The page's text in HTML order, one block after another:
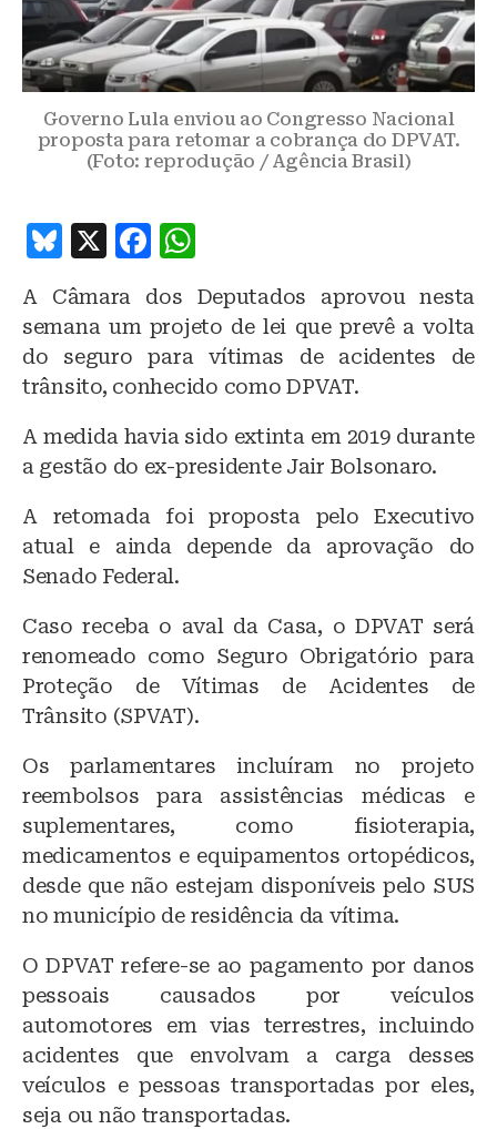
Governo Lula enviou ao Congresso Nacional
proposta para retomar a cobrança do DPVAT.
(Foto: reprodução / Agência Brasil)
B
lu
e
s
k
y
X
F
c
e
b
o
o
at
s
A
p
p
A Câmara dos Deputados aprovou nesta
semana um projeto de lei que prevê a volta
do seguro para vítimas de acidentes de
trânsito, conhecido como DPVAT.
A medida havia sido extinta em 2019 durante
a gestão do ex-presidente Jair Bolsonaro.
A retomada foi proposta pelo Executivo
atual e ainda depende da aprovação do
Senado Federal.
Caso receba o aval da Casa, o DPVAT será
renomeado como Seguro Obrigatório para
Proteção de Vítimas de Acidentes de
Trânsito (SPVAT).
Os parlamentares incluíram no projeto
reembolsos para assistências médicas e
suplementares, como fisioterapia,
medicamentos e equipamentos ortopédicos,
desde que não estejam disponíveis pelo SUS
no município de residência da vítima.
O DPVAT refere-se ao pagamento por danos
pessoais causados por veículos
automotores em vias terrestres, incluindo
acidentes que envolvam a carga desses
veículos e pessoas transportadas por eles,
seja ou não transportadas.